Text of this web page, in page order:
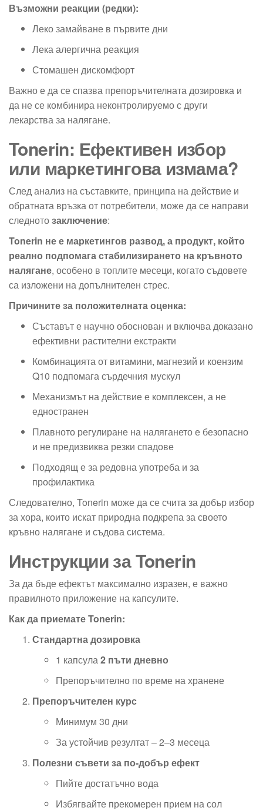
Възможни реакции (редки):
Леко замайване в първите дни
Лека алергична реакция
Стомашен дискомфорт
Важно е да се спазва препоръчителната дозировка и
да не се комбинира неконтролируемо с други
лекарства за налягане.
Tonerin: Ефективен избор
или маркетингова измама?
След анализ на съставките, принципа на действие и
обратната връзка от потребители, може да се направи
следнотозаключение:
Tonerin не е маркетингов развод, а продукт, който
реално подпомага стабилизирането на кръвното
налягане, особено в топлите месеци, когато съдовете
са изложени на допълнителен стрес.
Причините за положителната оценка:
Съставът е научно обоснован и включва доказано
ефективни растителни екстракти
Комбинацията от витамини, магнезий и коензим
Q10 подпомага сърдечния мускул
Механизмът на действие е комплексен, а не
едностранен
Плавното регулиране на налягането е безопасно
и не предизвиква резки спадове
Подходящ е за редовна употреба и за
профилактика
Следователно, Tonerin може да се счита за добър избор
за хора, които искат природна подкрепа за своето
кръвно налягане и съдова система.
Инструкции за Tonerin
За да бъде ефектът максимално изразен, е важно
правилното приложение на капсулите.
Как да приемате Tonerin:
Стандартна дозировка
1 капсула2 пъти дневно
Препоръчително по време на хранене
Препоръчителен курс
Минимум 30 дни
За устойчив резултат – 2–3 месеца
Полезни съвети за по-добър ефект
Пийте достатъчно вода
Избягвайте прекомерен прием на сол